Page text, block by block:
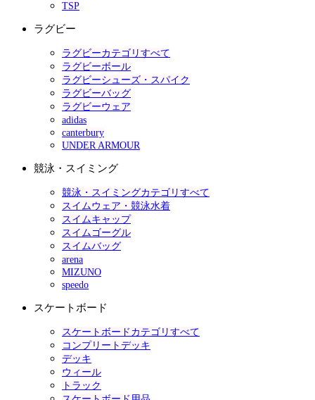
TSP
ラグビー
ラグビーカテゴリすべて
ラグビーボール
ラグビーシューズ・スパイク
ラグビーバッグ
ラグビーウェア
adidas
canterbury
UNDER ARMOUR
競泳・スイミング
競泳・スイミングカテゴリすべて
スイムウェア・競泳水着
スイムキャップ
スイムゴーグル
スイムバッグ
arena
MIZUNO
speedo
スケートボード
スケートボードカテゴリすべて
コンプリートデッキ
デッキ
ウィール
トラック